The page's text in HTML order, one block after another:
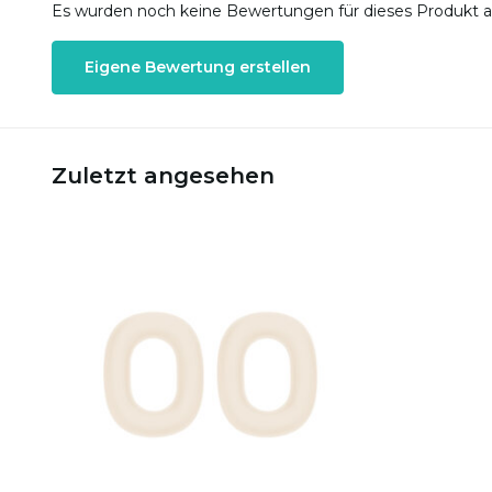
Es wurden noch keine Bewertungen für dieses Produkt
Eigene Bewertung erstellen
Zuletzt angesehen